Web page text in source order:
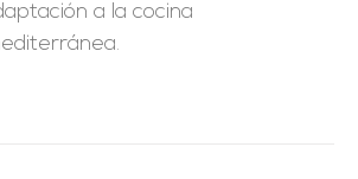
a la cocina